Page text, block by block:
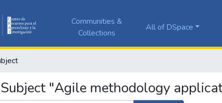
Communities &
Collections
All of DSpace
"Agile methodology